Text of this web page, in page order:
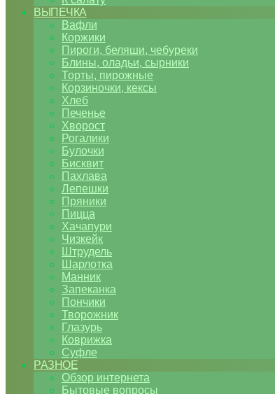
ВЫПЕЧКА
Вафли
Коржики
Пироги, беляши, чебуреки
Блины, оладьи, сырники
Торты, пирожные
Корзиночки, кексы
Хлеб
Печенье
Хворост
Рогалики
Булочки
Бисквит
Пахлава
Лепешки
Пряники
Пицца
Хачапури
Чизкейк
Штрудель
Шарлотка
Манник
Запеканка
Пончики
Творожник
Глазурь
Коврижка
Суфле
РАЗНОЕ
Обзор интернета
Бытовые вопросы